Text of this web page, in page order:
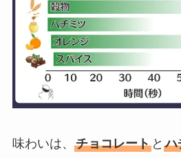
味わいは、 チョコレートと ハ